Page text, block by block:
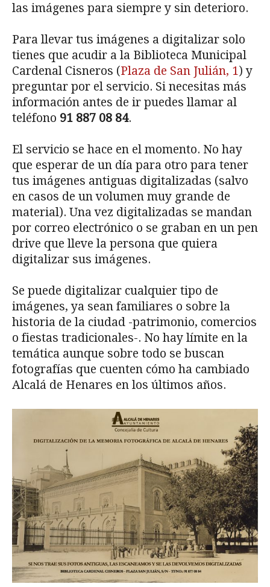
las imágenes para siempre y sin deterioro.
Para llevar tus imágenes a digitalizar solo
tienes que acudir a la Biblioteca Municipal
Cardenal Cisneros (Plaza de San Julián, 1) y
preguntar por el servicio. Si necesitas más
información antes de ir puedes llamar al
teléfono 91 887 08 84.
El servicio se hace en el momento. No hay
que esperar de un día para otro para tener
tus imágenes antiguas digitalizadas (salvo
en casos de un volumen muy grande de
material). Una vez digitalizadas se mandan
por correo electrónico o se graban en un pen
drive que lleve la persona que quiera
digitalizar sus imágenes.
Se puede digitalizar cualquier tipo de
imágenes, ya sean familiares o sobre la
historia de la ciudad -patrimonio, comercios
o fiestas tradicionales-. No hay límite en la
temática aunque sobre todo se buscan
fotografías que cuenten cómo ha cambiado
Alcalá de Henares en los últimos años.